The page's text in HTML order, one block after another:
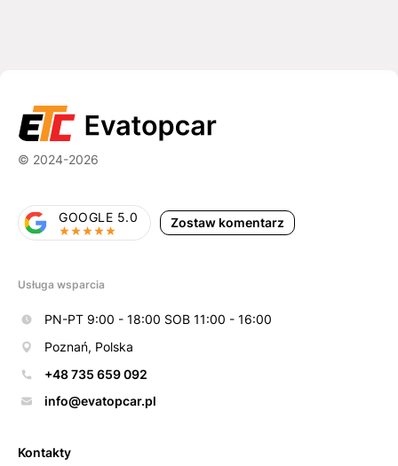
© 2024-2026
Zostaw komentarz
GOOGLE 5.0
Usługa wsparcia
PN-PT 9:00 - 18:00 SOB 11:00 - 16:00
Poznań, Polska
+48 735 659 092
info@evatopcar.pl
Kontakty